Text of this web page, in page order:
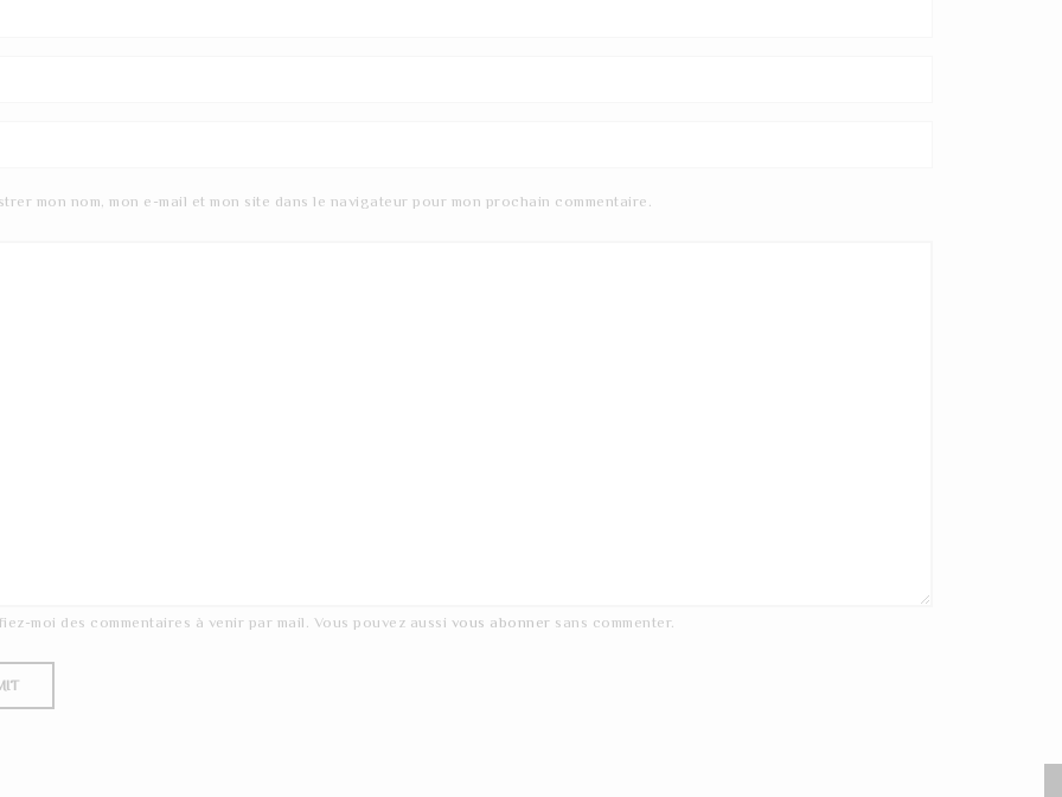
mon nom, mon e-mail et mon site dans le navigateur pour mon prochain commentaire.
moi des commentaires à venir par mail. Vous pouvez aussi vous abonner sans commenter.